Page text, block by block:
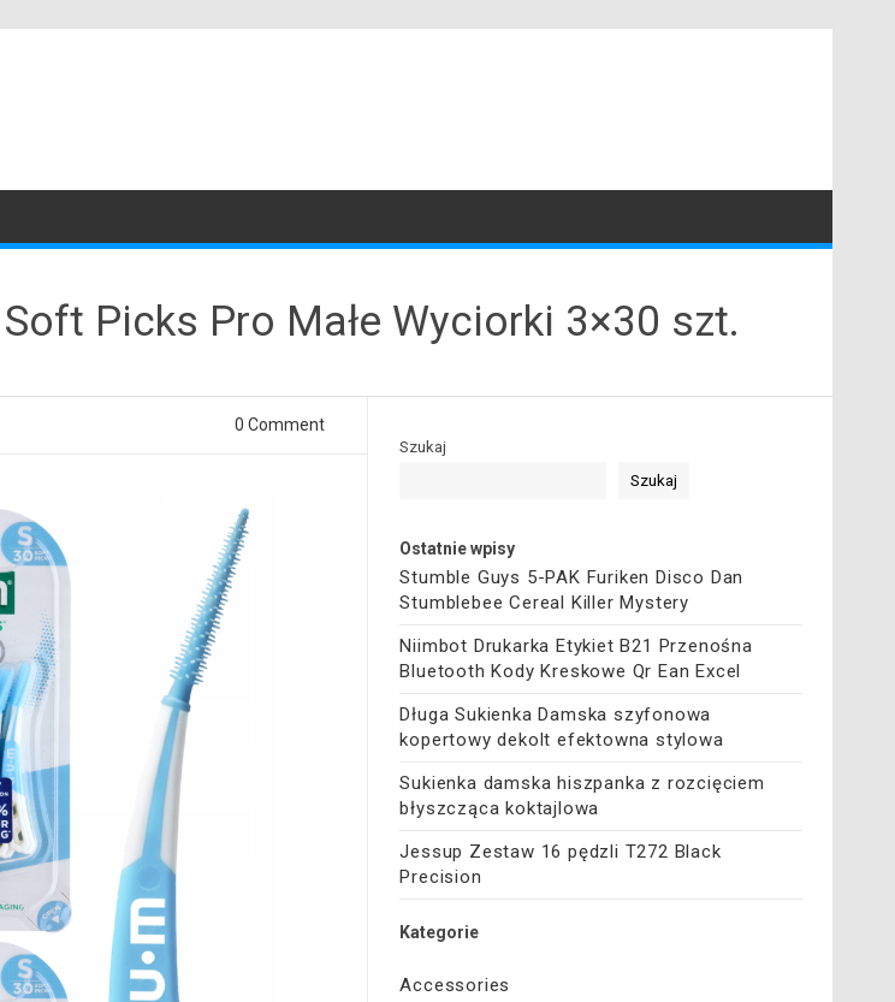
Picks Pro Małe Wyciorki 3×30 szt.
0 Comment
Szukaj
Szukaj
Ostatnie wpisy
Stumble Guys 5-PAK Furiken Disco Dan
Stumblebee Cereal Killer Mystery
Niimbot Drukarka Etykiet B21 Przenośna
Bluetooth Kody Kreskowe Qr Ean Excel
Długa Sukienka Damska szyfonowa
kopertowy dekolt efektowna stylowa
Sukienka damska hiszpanka z rozcięciem
błyszcząca koktajlowa
Jessup Zestaw 16 pędzli T272 Black
Precision
Kategorie
Accessories